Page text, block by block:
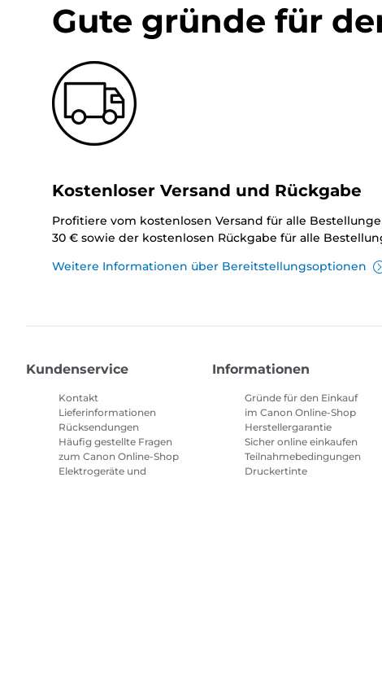
Gute gründe für
Kostenloser Versand und Rückgabe
Profitiere vom kostenlosen Versand für alle
30 € sowie der kostenlosen Rückgabe für alle
Weitere Informationen über Bereitstellungsoptionen
Kundenservice
Kontakt
Lieferinformationen
Rücksendungen
Häufig gestellte Fragen
zum Canon Online-Shop
Elektrogeräte und
Informationen
Gründe für den Einkauf
im Canon Online-Shop
Herstellergarantie
Sicher online einkaufen
Teilnahmebedingungen
Druckertinte